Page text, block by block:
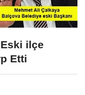
ilçe
Etti